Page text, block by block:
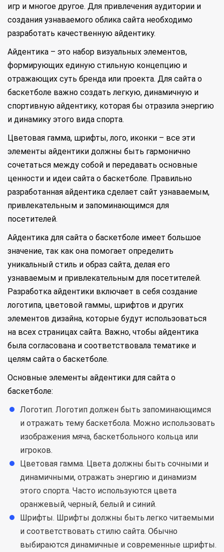
игр и многое другое. Для привлечения аудитории и
создания узнаваемого облика сайта необходимо
разработать качественную айдентику.
Айдентика – это набор визуальных элементов,
формирующих единую стильную концепцию и
отражающих суть бренда или проекта. Для сайта о
баскетболе важно создать легкую, динамичную и
спортивную айдентику, которая бы отразила энергию
и динамику этого вида спорта.
Цветовая гамма, шрифты, лого, иконки – все эти
элементы айдентики должны быть гармонично
сочетаться между собой и передавать основные
ценности и идеи сайта о баскетболе. Правильно
разработанная айдентика сделает сайт узнаваемым,
привлекательным и запоминающимся для
посетителей.
Айдентика для сайта о баскетболе имеет большое
значение, так как она помогает определить
уникальный стиль и образ сайта, делая его
узнаваемым и привлекательным для посетителей.
Разработка айдентики включает в себя создание
логотипа, цветовой гаммы, шрифтов и других
элементов дизайна, которые будут использоваться
на всех страницах сайта. Важно, чтобы айдентика
была согласована и соответствовала тематике и
целям сайта о баскетболе.
Основные элементы айдентики для сайта о
баскетболе:
Логотип. Логотип должен быть запоминающимся
и отражать тему баскетбола. Можно использовать
изображения мяча, баскетбольного кольца или
игроков.
Цветовая гамма. Цвета должны быть сочными и
динамичными, отражать энергию и динамизм
этого спорта. Часто используются цвета
оранжевый, черный, белый и синий.
Шрифты. Шрифты должны быть легко читаемыми
и соответствовать стилю сайта. Обычно
выбираются динамичные и современные шрифты.